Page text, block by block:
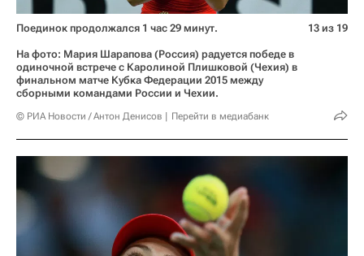
Поединок продолжался 1 час 29 минут.
На фото: Мария Шарапова (Россия) радуется победе в
одиночной встрече с Каролиной Плишковой (Чехия) в
финальном матче Кубка Федерации 2015 между
сборными командами России и Чехии.
© РИА Новости / Антон Денисов Перейти в медиабанк
13 из 19